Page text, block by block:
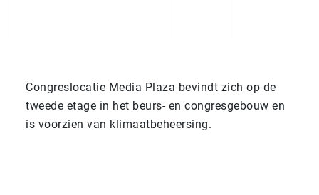
Congreslocatie Media Plaza bevindt zich op de
tweede etage in het beurs- en congresgebouw en
is voorzien van klimaatbeheersing.